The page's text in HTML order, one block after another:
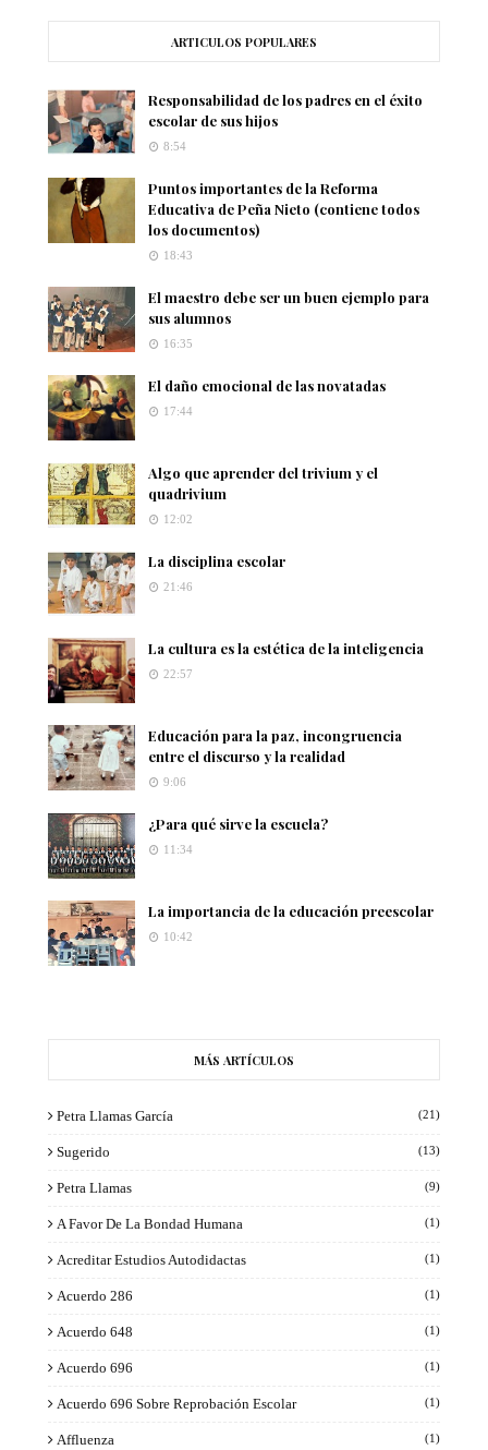
ARTICULOS POPULARES
Responsabilidad de los padres en el éxito
escolar de sus hijos
8:54
Puntos importantes de la Reforma
Educativa de Peña Nieto (contiene todos
los documentos)
18:43
El maestro debe ser un buen ejemplo para
sus alumnos
16:35
El daño emocional de las novatadas
17:44
Algo que aprender del trivium y el
quadrivium
12:02
La disciplina escolar
21:46
La cultura es la estética de la inteligencia
22:57
Educación para la paz, incongruencia
entre el discurso y la realidad
9:06
¿Para qué sirve la escuela?
11:34
La importancia de la educación preescolar
10:42
MÁS ARTÍCULOS
Petra Llamas García (21)
Sugerido (13)
Petra Llamas (9)
A Favor De La Bondad Humana (1)
Acreditar Estudios Autodidactas (1)
Acuerdo 286 (1)
Acuerdo 648 (1)
Acuerdo 696 (1)
Acuerdo 696 Sobre Reprobación Escolar (1)
Affluenza (1)